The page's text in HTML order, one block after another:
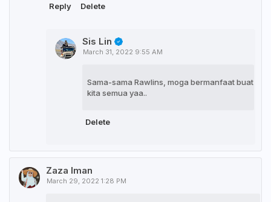
Reply Delete
Sis Lin
March 31, 2022 9:55 AM
Sama-sama Rawlins, moga bermanfaat buat
kita semua yaa..
Delete
Zaza Iman
March 29, 2022 1:28 PM